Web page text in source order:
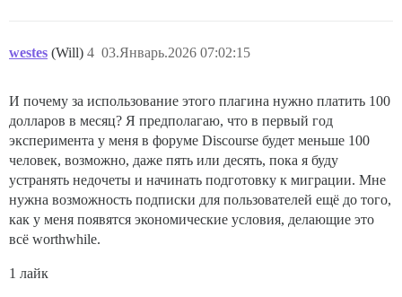
westes (Will) 03.Январь.2026 07:02:15
4
И почему за использование этого плагина нужно платить 100
долларов в месяц? Я предполагаю, что в первый год
эксперимента у меня в форуме Discourse будет меньше 100
человек, возможно, даже пять или десять, пока я буду
устранять недочеты и начинать подготовку к миграции. Мне
нужна возможность подписки для пользователей ещё до того,
как у меня появятся экономические условия, делающие это
всё worthwhile.
1 лайк